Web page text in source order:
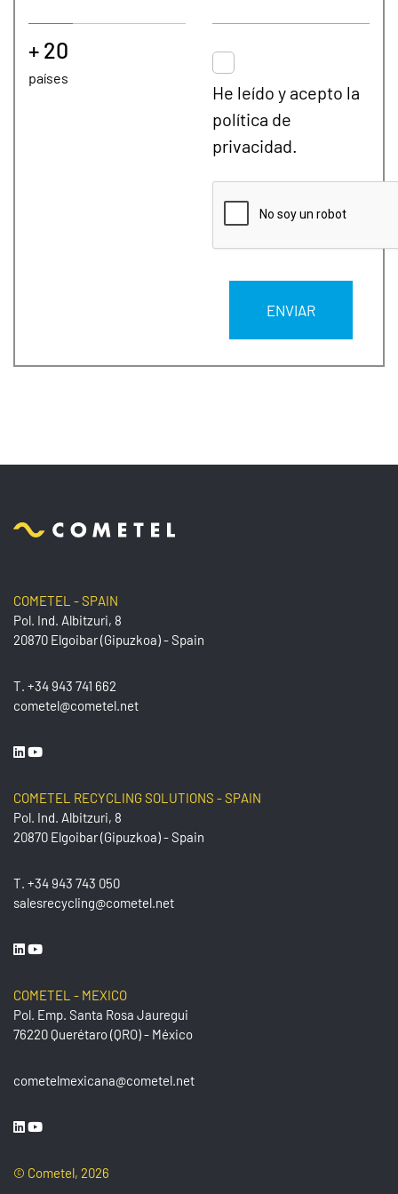
+ 20
países
He leído y acepto la
política de
privacidad.
ENVIAR
COMETEL - SPAIN
Pol. Ind. Albitzuri, 8
20870 Elgoibar (Gipuzkoa) - Spain
T. +34 943 741 662
cometel@cometel.net
COMETEL RECYCLING SOLUTIONS - SPAIN
Pol. Ind. Albitzuri, 8
20870 Elgoibar (Gipuzkoa) - Spain
T. +34 943 743 050
salesrecycling@cometel.net
COMETEL - MEXICO
Pol. Emp. Santa Rosa Jauregui
76220 Querétaro (QRO) - México
cometelmexicana@cometel.net
© Cometel, 2026